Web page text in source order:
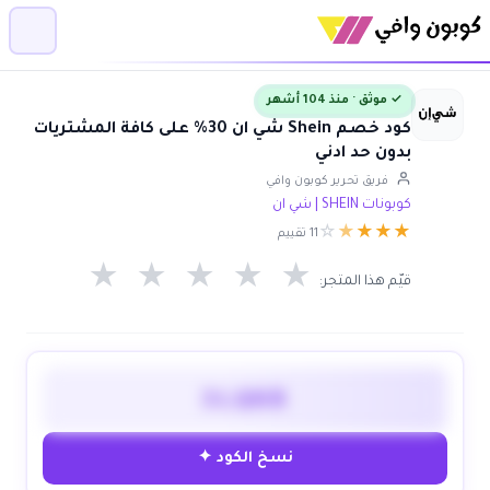
✓ موثق · منذ 104 أشهر
كود خصم Shein شي ان 30% على كافة المشتريات
بدون حد ادني
فريق تحرير كوبون وافي
كوبونات SHEIN | شي ان
★
★
★
★
☆ 11 تقييم
قيّم هذا المتجر: ★ ★ ★ ★ ★
نسخ الكود ✦